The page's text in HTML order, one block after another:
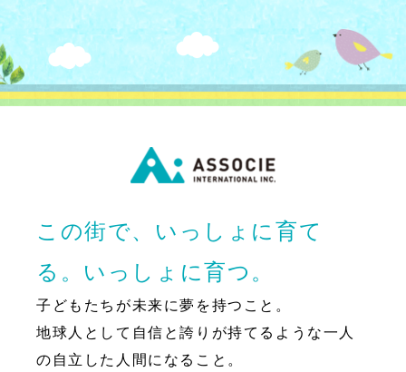
この街で、いっしょに育て
る。いっしょに育つ。
子どもたちが未来に夢を持つこと。
地球人として自信と誇りが持てるような一人
の自立した人間になること。